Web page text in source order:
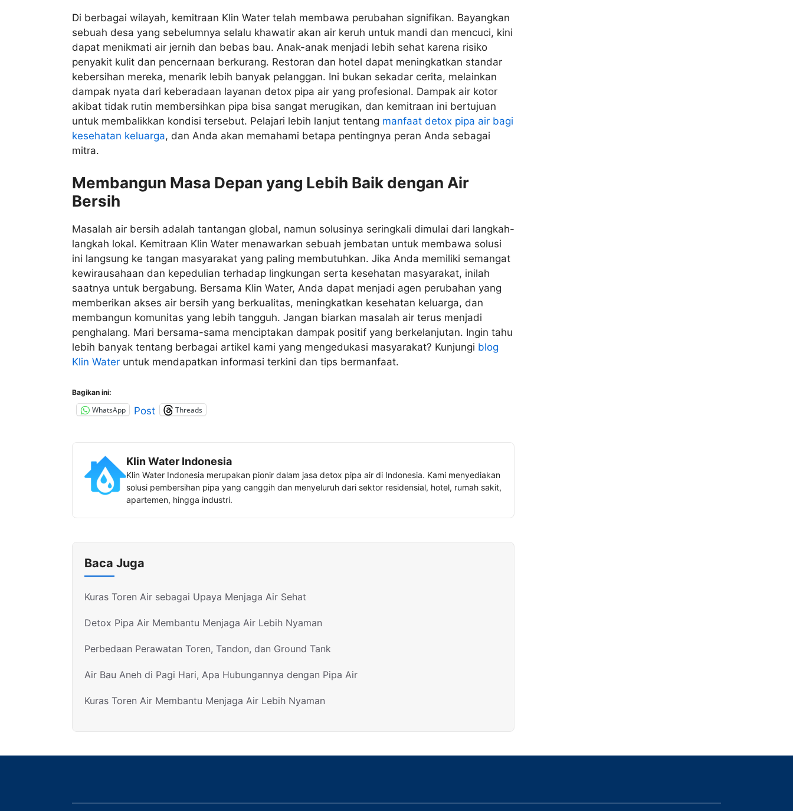
Di berbagai wilayah, kemitraan Klin Water telah membawa perubahan signifikan. Bayangkan
sebuah desa yang sebelumnya selalu khawatir akan air keruh untuk mandi dan mencuci, kini
dapat menikmati air jernih dan bebas bau. Anak-anak menjadi lebih sehat karena risiko
penyakit kulit dan pencernaan berkurang. Restoran dan hotel dapat meningkatkan standar
kebersihan mereka, menarik lebih banyak pelanggan. Ini bukan sekadar cerita, melainkan
dampak nyata dari keberadaan layanan detox pipa air yang profesional. Dampak air kotor
akibat tidak rutin membersihkan pipa bisa sangat merugikan, dan kemitraan ini bertujuan
untuk membalikkan kondisi tersebut. Pelajari lebih lanjut tentang manfaat detox pipa air bagi
kesehatan keluarga, dan Anda akan memahami betapa pentingnya peran Anda sebagai
mitra.
Membangun Masa Depan yang Lebih Baik dengan Air
Bersih
Masalah air bersih adalah tantangan global, namun solusinya seringkali dimulai dari langkah-
langkah lokal. Kemitraan Klin Water menawarkan sebuah jembatan untuk membawa solusi
ini langsung ke tangan masyarakat yang paling membutuhkan. Jika Anda memiliki semangat
kewirausahaan dan kepedulian terhadap lingkungan serta kesehatan masyarakat, inilah
saatnya untuk bergabung. Bersama Klin Water, Anda dapat menjadi agen perubahan yang
memberikan akses air bersih yang berkualitas, meningkatkan kesehatan keluarga, dan
membangun komunitas yang lebih tangguh. Jangan biarkan masalah air terus menjadi
penghalang. Mari bersama-sama menciptakan dampak positif yang berkelanjutan. Ingin tahu
lebih banyak tentang berbagai artikel kami yang mengedukasi masyarakat? Kunjungi blog
Klin Water untuk mendapatkan informasi terkini dan tips bermanfaat.
Bagikan ini:
WhatsApp Post Threads
Klin Water Indonesia
Klin Water Indonesia merupakan pionir dalam jasa detox pipa air di Indonesia. Kami menyediakan
solusi pembersihan pipa yang canggih dan menyeluruh dari sektor residensial, hotel, rumah sakit,
apartemen, hingga industri.
Baca Juga
Kuras Toren Air sebagai Upaya Menjaga Air Sehat
Detox Pipa Air Membantu Menjaga Air Lebih Nyaman
Perbedaan Perawatan Toren, Tandon, dan Ground Tank
Air Bau Aneh di Pagi Hari, Apa Hubungannya dengan Pipa Air
Kuras Toren Air Membantu Menjaga Air Lebih Nyaman